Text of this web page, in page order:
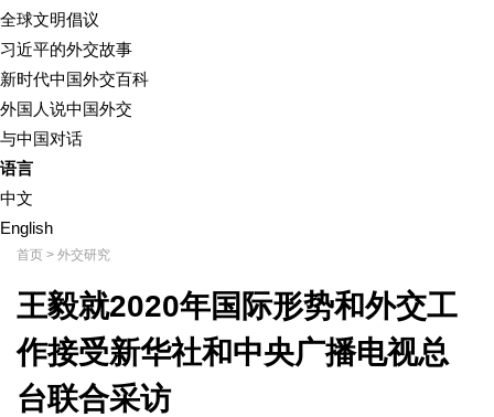
全球文明倡议
习近平的外交故事
新时代中国外交百科
外国人说中国外交
与中国对话
语言
中文
English
首页 > 外交研究
王毅就2020年国际形势和外交工
作接受新华社和中央广播电视总
台联合采访